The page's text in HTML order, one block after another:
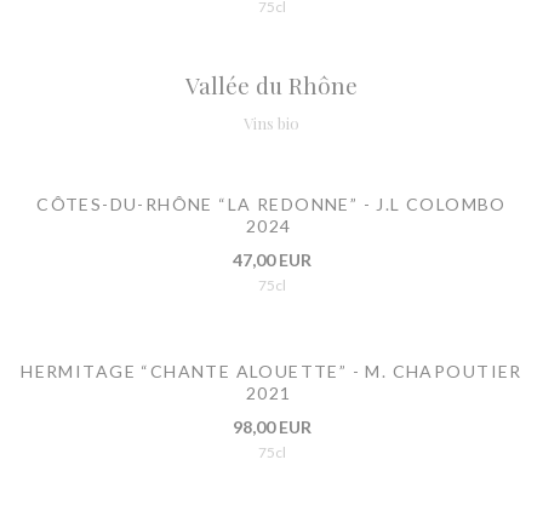
75cl
Vallée du Rhône
Vins bio
CÔTES-DU-RHÔNE “LA REDONNE” - J.L COLOMBO
2024
47,00 EUR
75cl
HERMITAGE “CHANTE ALOUETTE” - M. CHAPOUTIER
2021
98,00 EUR
75cl